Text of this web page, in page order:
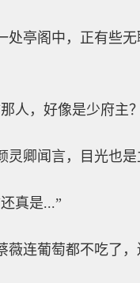
处亭阁中，正有些
那人，好像是少府主
灵卿闻言，目光也
还真是...”
薇连葡萄都不吃了